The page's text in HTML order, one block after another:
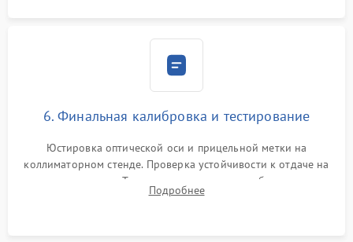
6. Финальная калибровка и тестирование
Юстировка оптической оси и прицельной метки на
коллиматорном стенде. Проверка устойчивости к отдаче на
ударном стенде. Тестирование качества изображения в
темноте, дальности обнаружения и корректной работы всех
Подробнее